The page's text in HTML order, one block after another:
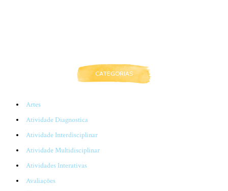
CATEGORIAS
Artes
Atividade Diagnostica
Atividade Interdisciplinar
Atividade Multidisciplinar
Atividades Interativas
Avaliações